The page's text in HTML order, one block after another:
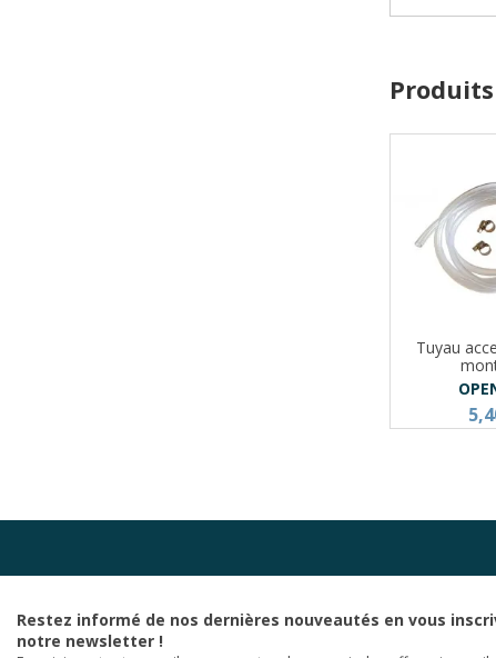
Tuyau
Restez informé de nos dernières nouveautés en vous
notre newsletter !